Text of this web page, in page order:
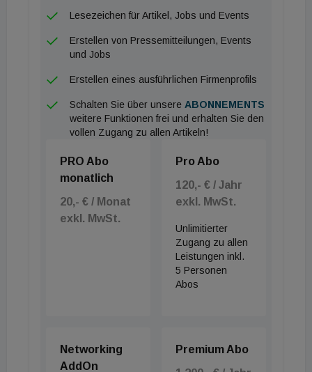
Lesezeichen für Artikel, Jobs und Events
Erstellen von Pressemitteilungen, Events
und Jobs
Erstellen eines ausführlichen Firmenprofils
Schalten Sie über unsere ABONNEMENTS
weitere Funktionen frei und erhalten Sie den
vollen Zugang zu allen Artikeln!
PRO Abo
monatlich
20,- € / Monat
exkl. MwSt.
Pro Abo
120,- € / Jahr
exkl. MwSt.
Unlimitierter
Zugang zu allen
Leistungen inkl.
5 Personen
Abos
Networking
AddOn
Premium Abo